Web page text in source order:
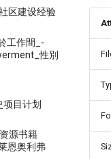
区建设经验
工作間_-
性別
项目计划
源书籍
恩奥利弗